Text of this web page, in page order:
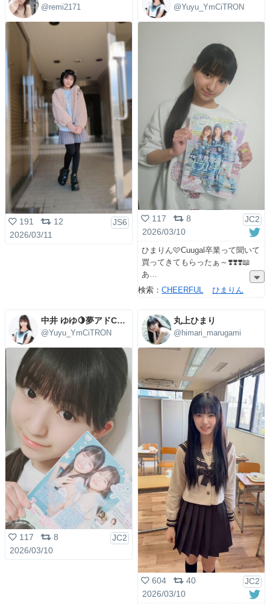
@remi2171
191 12
JS6
2026/03/11
@Yuyu_YmCiTRON
117 8
JC2
2026/03/10
ひまりん🩷Cuugal卒業って聞いて
買ってきてもらったぁ～❣️❣️❣️📖
あ
検索：CHEERFUL ひまりん
中井 ゆゆ🍋夢アドCiTRON🍋
@Yuyu_YmCiTRON
117 8
JC2
2026/03/10
丸上ひまり
@himari_marugami
604 40
JC2
2026/03/10